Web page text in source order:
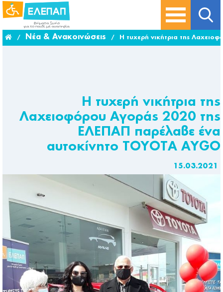
/ Νέα & Ανακοινώσεις / Η τυχερή νικήτρια της
Η τυχερή νικήτρια της
Λαχειοφόρου Αγοράς 2020 της
ΕΛΕΠΑΠ παρέλαβε ένα
αυτοκίνητο TOYOTA AYGO
15.03.2021